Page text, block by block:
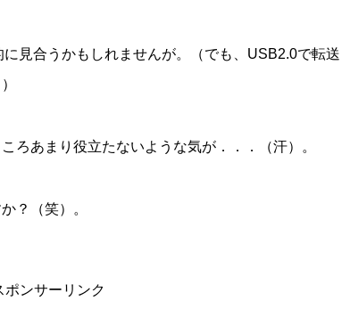
見合うかもしれませんが。（でも、USB2.0で転送
ろあまり役立たないような気が．．．（汗）。
？（笑）。
ポンサーリンク